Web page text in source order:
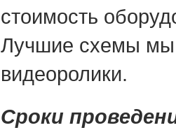
стоимость
Лучшие схемы мы
видеоролики.
Сроки